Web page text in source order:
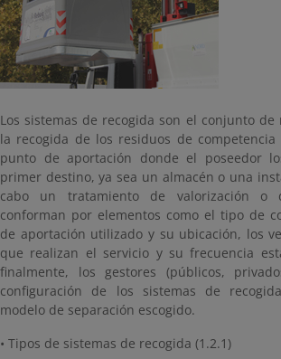
Los sistemas de recogida son el conjunto
la recogida de los residuos de
punto de aportación donde el poseedor
primer destino, ya sea un almacén o una
cabo un tratamiento de valorización o
conforman por elementos como el tipo de
de aportación utilizado y su ubicación, los
que realizan el servicio y su frecuencia
finalmente, los gestores (públicos,
configuración de los sistemas de
modelo de separación escogido.
• Tipos de sistemas de recogida (1.2.1)